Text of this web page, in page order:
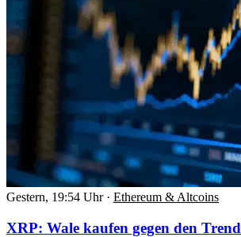
Gestern, 19:54 Uhr · Ethereum & Altcoins
XRP: Wale kaufen gegen den Trend